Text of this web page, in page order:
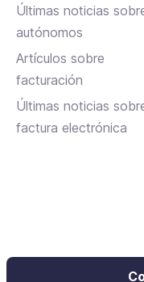
Últimas noticias
autónomos
Artículos sobre
facturación
Últimas noticias
factura electrónica